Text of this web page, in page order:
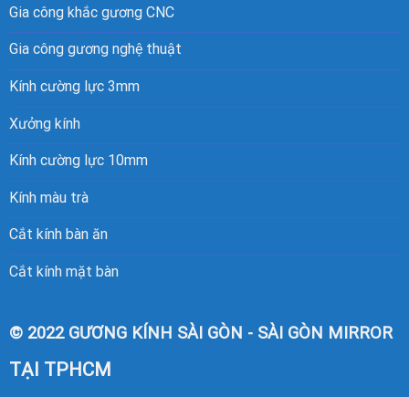
Gia công khắc gương CNC
Gia công gương nghệ thuật
Kính cường lực 3mm
Xưởng kính
Kính cường lực 10mm
Kính màu trà
Cắt kính bàn ăn
Cắt kính mặt bàn
© 2022 GƯƠNG KÍNH SÀI GÒN - SÀI GÒN MIRROR
TẠI TPHCM